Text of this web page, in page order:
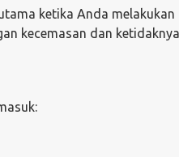
ketika Anda
kecemasan dan